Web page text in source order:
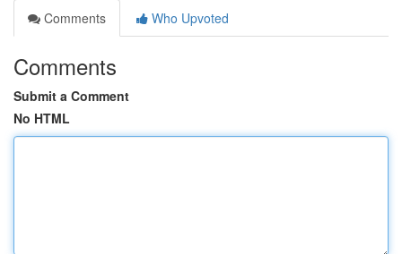
Comments
Who Upvoted
Comments
Submit a Comment
No HTML